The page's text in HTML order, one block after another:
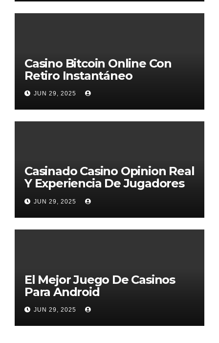
Casino Bitcoin Online Con
Retiro Instantáneo
JUN 29, 2025
Casinado Casino Opinion Real
Y Experiencia De Jugadores
2026
JUN 29, 2025
El Mejor Juego De Casinos
Para Android
JUN 29, 2025